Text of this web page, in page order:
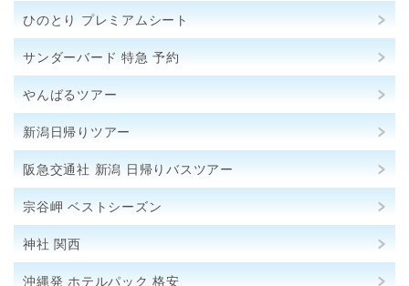
ひのとり プレミアムシート
サンダーバード 特急 予約
やんばるツアー
新潟日帰りツアー
阪急交通社 新潟 日帰りバスツアー
宗谷岬 ベストシーズン
神社 関西
沖縄発 ホテルパック 格安